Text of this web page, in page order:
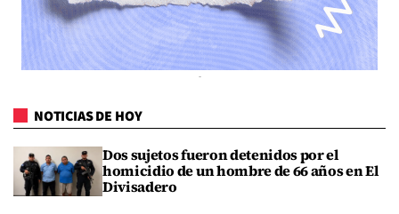
NOTICIAS DE HOY
Dos sujetos fueron detenidos por el
homicidio de un hombre de 66 años en El
Divisadero